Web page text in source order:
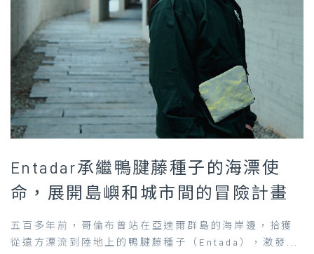
Entadar承繼鴨腱藤種子的海漂使
命，展開島嶼和城市間的冒險計畫
五百多年前，哥倫布曾站在亞速爾群島的海岸邊，拾獲
從遠方漂流到陸地上的鴨腱藤種子（Entada），激發...